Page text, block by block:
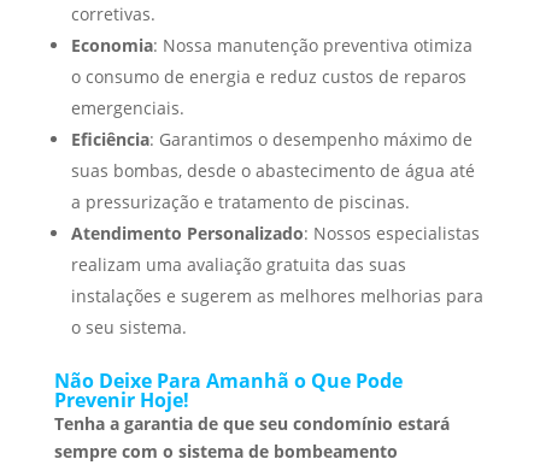
corretivas.
Economia: Nossa manutenção preventiva otimiza
o consumo de energia e reduz custos de reparos
emergenciais.
Eficiência: Garantimos o desempenho máximo de
suas bombas, desde o abastecimento de água até
a pressurização e tratamento de piscinas.
Atendimento Personalizado: Nossos especialistas
realizam uma avaliação gratuita das suas
instalações e sugerem as melhores melhorias para
o seu sistema.
Não Deixe Para Amanhã o Que Pode
Prevenir Hoje!
Tenha a garantia de que seu condomínio estará
sempre com o sistema de bombeamento